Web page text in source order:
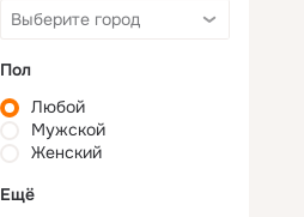
Пол
Любой
Мужской
Женский
Ещё